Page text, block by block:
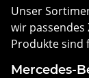
Unser
wir
Produkte sind
Mercedes-